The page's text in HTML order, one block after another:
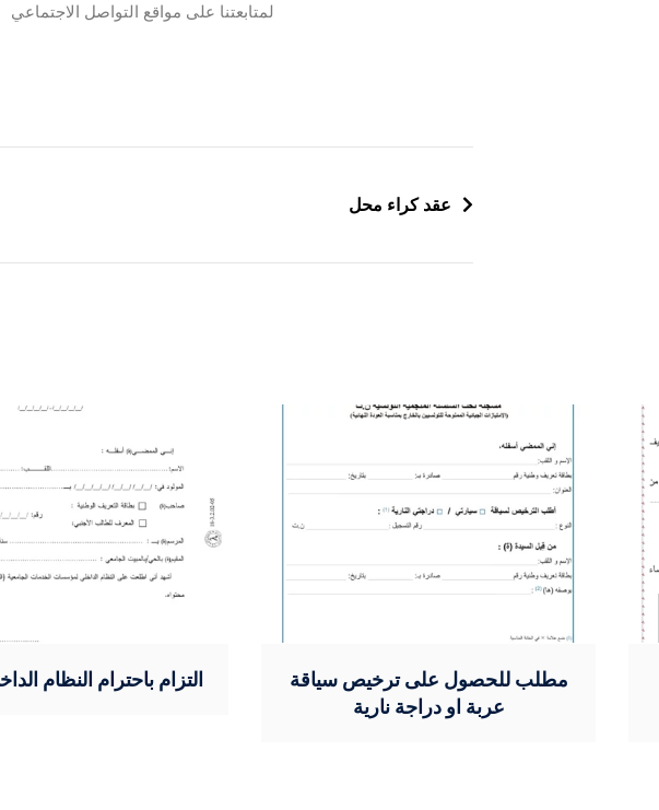
لمتابعتنا على مواقع التواصل الاجتماعي
عقد كراء محل
التزام باحترام النظام
مطلب للحصول على ترخيص سياقة
عربة او دراجة نارية